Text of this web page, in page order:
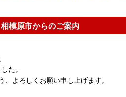
相模原市からのご案内
た。
よろしくお願い申し上げます。